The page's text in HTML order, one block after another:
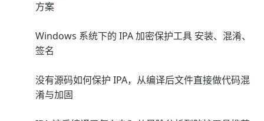
方案
Windows 系统下的 IPA 加密保护工具 安装、混淆、
签名
没有源码如何保护 IPA，从编译后文件直接做代码混
淆与加固